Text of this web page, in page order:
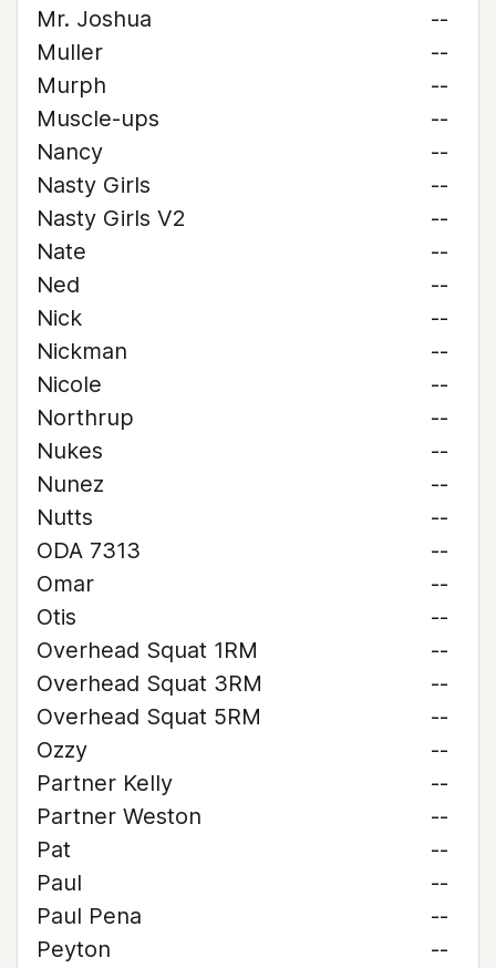
Mr. Joshua
--
Muller
--
Murph
--
Muscle-ups
--
Nancy
--
Nasty Girls
--
Nasty Girls V2
--
Nate
--
Ned
--
Nick
--
Nickman
--
Nicole
--
Northrup
--
Nukes
--
Nunez
--
Nutts
--
ODA 7313
--
Omar
--
Otis
--
Overhead Squat 1RM
--
Overhead Squat 3RM
--
Overhead Squat 5RM
--
Ozzy
--
Partner Kelly
--
Partner Weston
--
Pat
--
Paul
--
Paul Pena
--
Peyton
--